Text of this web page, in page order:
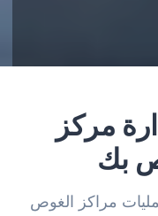
مركز
بك
مراكز الغوص